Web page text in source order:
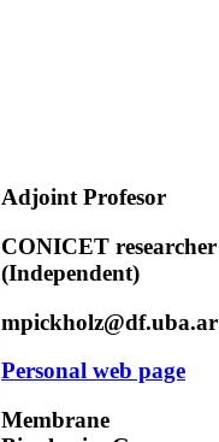
Adjoint Profesor
CONICET researcher
(Independent)
mpickholz@df.uba.ar
Personal web page
Membrane